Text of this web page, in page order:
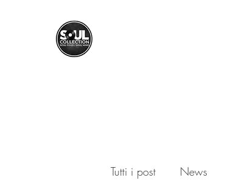
Tutti i post News